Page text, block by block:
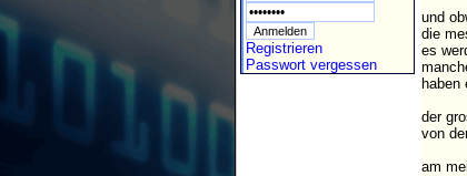
Registrieren
Passwort vergessen
und
die
es
haben
der
von
am